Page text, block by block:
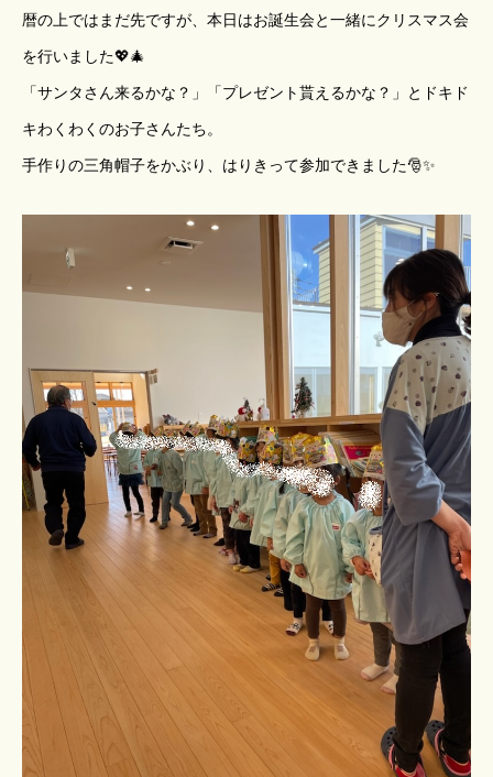
暦の上ではまだ先ですが、本日はお誕生会と一緒にクリスマス会
を行いました💖🎄
「サンタさん来るかな？」「プレゼント貰えるかな？」とドキド
キわくわくのお子さんたち。
手作りの三角帽子をかぶり、はりきって参加できました🎅✨